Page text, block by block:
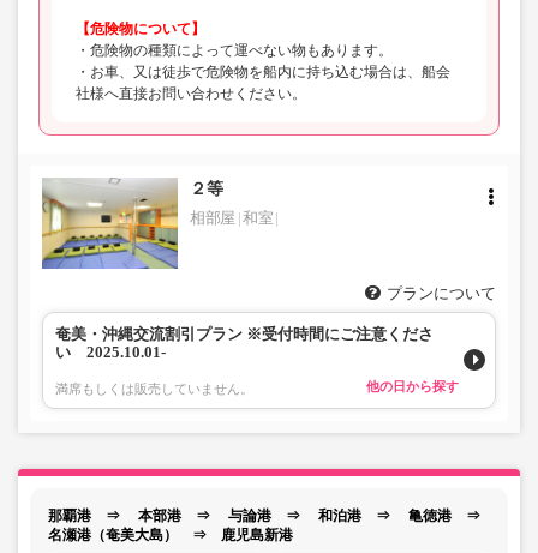
【危険物について】
・危険物の種類によって運べない物もあります。
・お車、又は徒歩で危険物を船内に持ち込む場合は、船会
社様へ直接お問い合わせください。
２等
相部屋 和室
プランについて
奄美・沖縄交流割引プラン ※受付時間にご注意くださ
い 2025.10.01-
満席もしくは販売していません。 他の日から探す
那覇港 ⇒ 本部港 ⇒ 与論港 ⇒ 和泊港 ⇒ 亀徳港 ⇒
名瀬港（奄美大島） ⇒ 鹿児島新港